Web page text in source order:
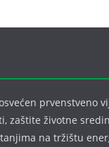
prvenstveno
zaštite životne
na tržištu